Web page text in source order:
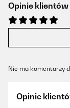
Opinie klientów
Nie ma komentarzy
Opinie